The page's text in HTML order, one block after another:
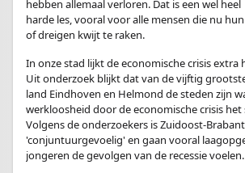
hebben allemaal verloren. Dat is een wel heel
harde les, vooral voor alle mensen die nu
of dreigen kwijt te raken.
In onze stad lijkt de economische crisis extra
Uit onderzoek blijkt dat van de vijftig
land Eindhoven en Helmond de steden zijn
werkloosheid door de economische crisis
Volgens de onderzoekers is Zuidoost-
'conjuntuurgevoelig' en gaan vooral
jongeren de gevolgen van de recessie voelen.